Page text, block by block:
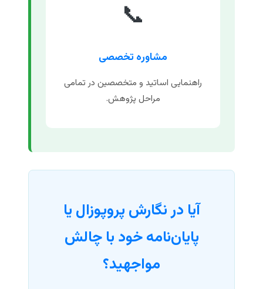
📞
مشاوره تخصصی
راهنمایی اساتید و متخصصین در تمامی
مراحل پژوهش.
آیا در نگارش پروپوزال یا
پایان‌نامه خود با چالش
مواجهید؟